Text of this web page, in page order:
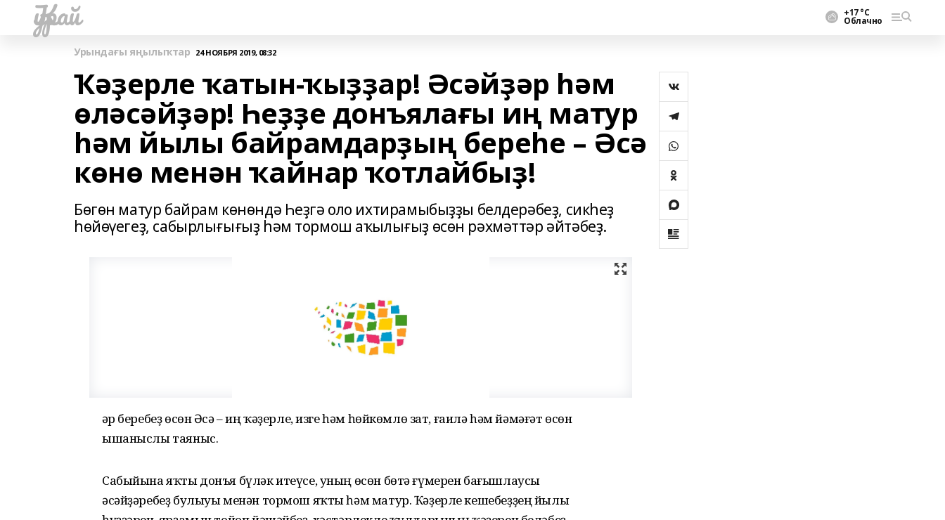
Ҡурай +17 °С
Облачно
Урындағы яңылыҡтар 24 НОЯБРЯ 2019, 08:32
Ҡәҙерле ҡатын-ҡыҙҙар! Әсәйҙәр һәм
өләсәйҙәр! Һеҙҙе донъялағы иң матур
һәм йылы байрамдарҙың береһе – Әсә
көнө менән ҡайнар ҡотлайбыҙ!
Бөгөн матур байрам көнөндә Һеҙгә оло ихтирамыбыҙҙы белдерәбеҙ, сикһеҙ
һөйөүегеҙ, сабырлығығыҙ һәм тормош аҡылығыҙ өсөн рәхмәттәр әйтәбеҙ.
Һәр беребеҙ өсөн Әсә – иң ҡәҙерле, изге һәм һөйкөмлө зат, ғаилә һәм йәмәғәт өсөн
ышаныслы таяныс.
Сабыйына яҡты донъя бүләк итеүсе, уның өсөн бөтә ғүмерен бағышлаусы
әсәйҙәребеҙ булыуы менән тормош яҡты һәм матур. Ҡәҙерле кешебеҙҙең йылы